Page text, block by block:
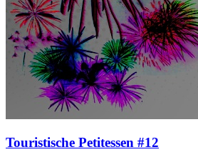
Touristische Petitessen #12